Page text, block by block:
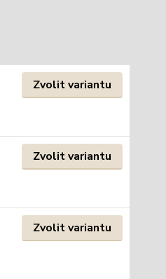
Zvolit variantu
Zvolit variantu
Zvolit variantu